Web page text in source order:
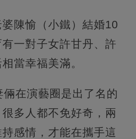
陳愉（小鐵）結婚10
一對子女許甘丹、許
當幸福美滿。
在演藝圈是出了名的
很多人都不免好奇，兩
感情，才能在攜手這